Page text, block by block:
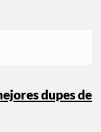
dupes de